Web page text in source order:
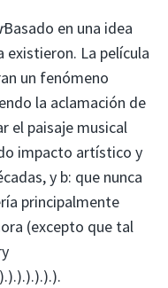
Basado en una idea
existieron. La película
un fenómeno
la aclamación de
el paisaje musical
impacto artístico y
y b: que nunca
principalmente
(excepto que tal